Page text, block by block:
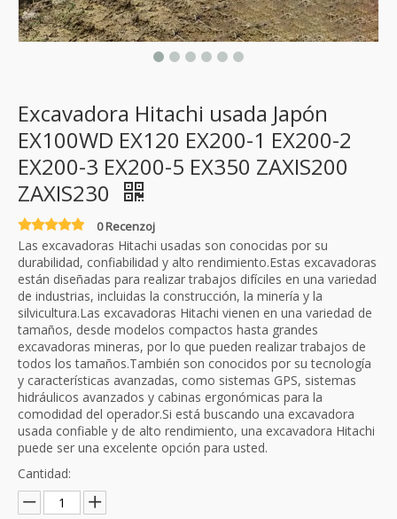
Excavadora Hitachi usada Japón
EX100WD EX120 EX200-1 EX200-2
EX200-3 EX200-5 EX350 ZAXIS200
ZAXIS230
0 Recenzoj
Las excavadoras Hitachi usadas son conocidas por su
durabilidad, confiabilidad y alto rendimiento.Estas excavadoras
están diseñadas para realizar trabajos difíciles en una variedad
de industrias, incluidas la construcción, la minería y la
silvicultura.Las excavadoras Hitachi vienen en una variedad de
tamaños, desde modelos compactos hasta grandes
excavadoras mineras, por lo que pueden realizar trabajos de
todos los tamaños.También son conocidos por su tecnología
y características avanzadas, como sistemas GPS, sistemas
hidráulicos avanzados y cabinas ergonómicas para la
comodidad del operador.Si está buscando una excavadora
usada confiable y de alto rendimiento, una excavadora Hitachi
puede ser una excelente opción para usted.
Cantidad: